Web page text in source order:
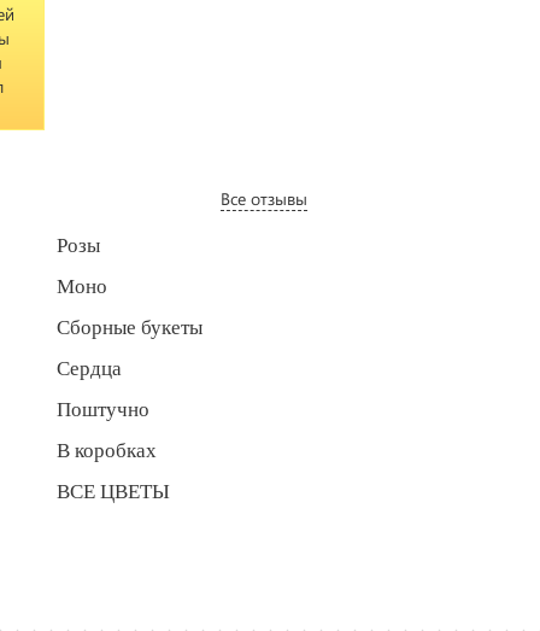
Все отзывы
Розы
Моно
Сборные букеты
Сердца
Поштучно
В коробках
ВСЕ ЦВЕТЫ